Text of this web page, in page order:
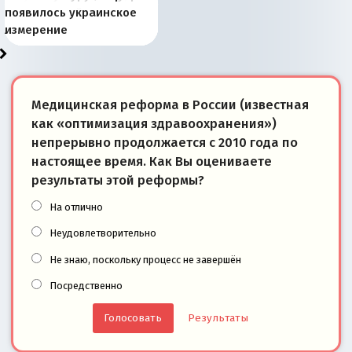
Запада рассказала о
«переобувании» хозяев
перемены: 15 шагов к
суверенной экономике
Европы
сбрасывать балласт
Анкориджа
года: первые уступки во
внутренней политике
сегодня
Варшаве не поможет её
отношениям с Россией?
современной истории
Южной Осетии
появилось украинское
измерение
Медицинская реформа в России (известная
как «оптимизация здравоохранения»)
непрерывно продолжается с 2010 года по
настоящее время. Как Вы оцениваете
результаты этой реформы?
На отлично
Неудовлетворительно
Не знаю, поскольку процесс не завершён
Посредственно
Результаты